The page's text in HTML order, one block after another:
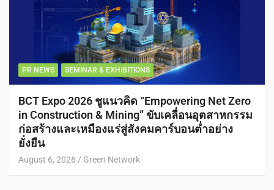
PR NEWS SEMINAR & EXHIBITIONS
BCT Expo 2026 ชูแนวคิด “Empowering Net Zero
in Construction & Mining” ขับเคลื่อนอุตสาหกรรม
ก่อสร้างและเหมืองแร่สู่สังคมคาร์บอนต่ำอย่าง
ยั่งยืน
August 6, 2026 Green Network